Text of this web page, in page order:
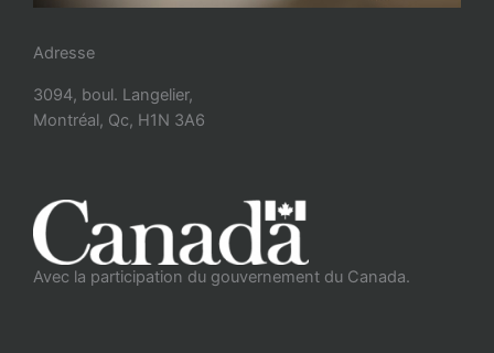
Adresse
3094, boul. Langelier,
Montréal, Qc, H1N 3A6
Avec la participation du gouvernement du Canada.